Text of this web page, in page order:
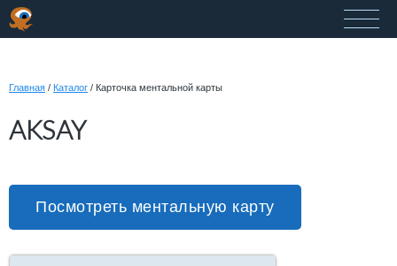
Главная / Каталог / Карточка ментальной карты
AKSAY
Посмотреть ментальную карту